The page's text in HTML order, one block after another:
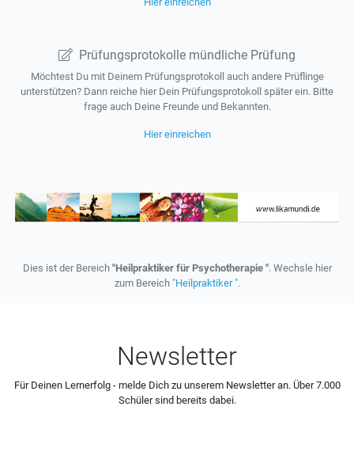
Prüfungsprotokolle mündliche Prüfung
Möchtest Du mit Deinem Prüfungsprotokoll auch andere Prüflinge
unterstützen? Dann reiche hier Dein Prüfungsprotokoll später ein. Bitte
frage auch Deine Freunde und Bekannten.
Hier einreichen
Dies ist der Bereich "Heilpraktiker für Psychotherapie ". Wechsle hier
zum Bereich "Heilpraktiker ".
Newsletter
Für Deinen Lernerfolg - melde Dich zu unserem Newsletter an. Über 7.000
Schüler sind bereits dabei.